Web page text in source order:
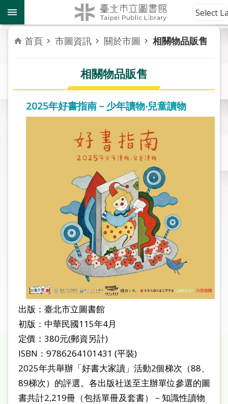
跳到主要內容區塊
到
館
資
訊
者
常
見
問
答
加
入
Select
首頁 市圖資訊 關於市圖 相關物品販售
相關物品販售
2025年好書指南－少年讀物‧兒童讀物
出版：臺北市立圖書館
初版：中華民國115年4月
定價：380元(郵資另計)
ISBN：9786264101431 (平裝)
2025年共舉辦「好書大家讀」活動2個梯次（88、
89梯次）的評選。各出版社送至主辦單位參選的圖
書共計2,219冊（包括單冊及套書）－知識性讀物